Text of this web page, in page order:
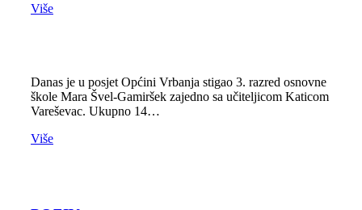
Više
Danas je u posjet Općini Vrbanja stigao 3. razred osnovne
škole Mara Švel-Gamiršek zajedno sa učiteljicom Katicom
Vareševac. Ukupno 14…
Više